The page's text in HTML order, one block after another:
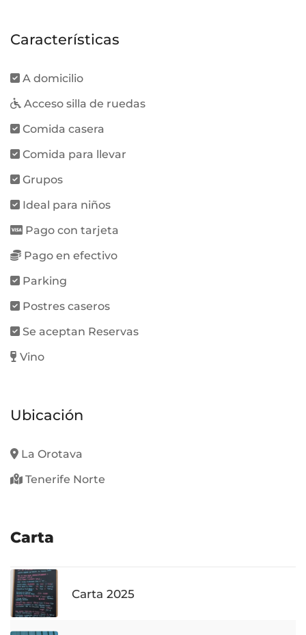
Características
A domicilio
Acceso silla de ruedas
Comida casera
Comida para llevar
Grupos
Ideal para niños
Pago con tarjeta
Pago en efectivo
Parking
Postres caseros
Se aceptan Reservas
Vino
Ubicación
La Orotava
Tenerife Norte
Carta
Carta 2025